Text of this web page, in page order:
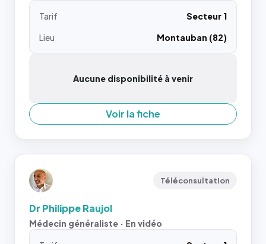
Tarif
Secteur 1
Lieu
Montauban (82)
Aucune disponibilité à venir
Voir la fiche
Téléconsultation
Dr Philippe Raujol
Médecin généraliste · En vidéo